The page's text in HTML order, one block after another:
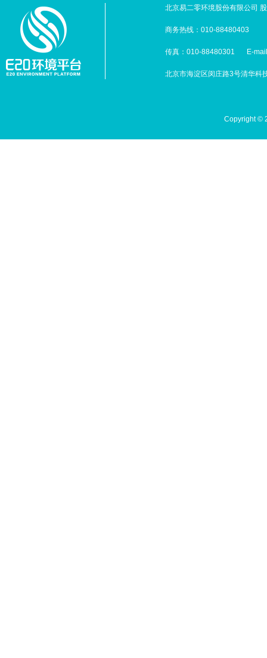
北京易二零环境股份有限公司
商务热线：010-88480403
传真：010-88480301 E-
北京市海淀区闵庄路3号清华科
Copyright ©